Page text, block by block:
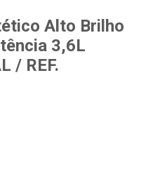
Alto Brilho
3,6L
/ REF.